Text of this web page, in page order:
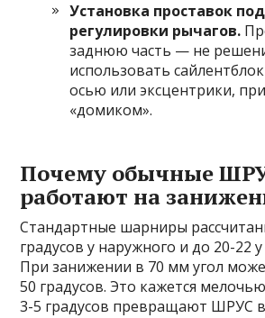
Установка проставок
регулировки рычагов.
заднюю часть — не
использовать
осью или эксцентрики,
«домиком».
Почему обычные
работают на
Стандартные шарниры
градусов у наружного и до 20-22
При занижении в 70 мм угол
50 градусов. Это кажется
3-5 градусов превращают ШРУС в